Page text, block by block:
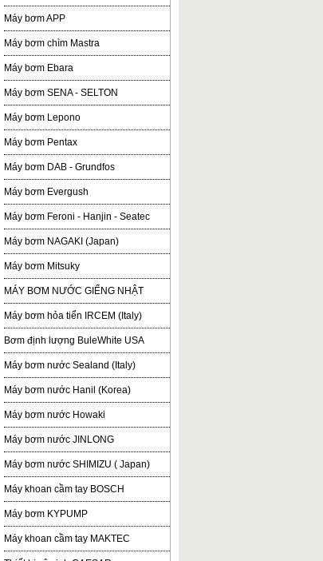
Máy bơm APP
Máy bơm chìm Mastra
Máy bơm Ebara
Máy bơm SENA - SELTON
Máy bơm Lepono
Máy bơm Pentax
Máy bơm DAB - Grundfos
Máy bơm Evergush
Máy bơm Feroni - Hanjin - Seatec
Máy bơm NAGAKI (Japan)
Máy bơm Mitsuky
MÁY BƠM NƯỚC GIẾNG NHẬT
Máy bơm hỏa tiển IRCEM (Italy)
Bơm định lượng BuleWhite USA
Máy bơm nước Sealand (Italy)
Máy bơm nước Hanil (Korea)
Máy bơm nước Howaki
Máy bơm nước JINLONG
Máy bơm nước SHIMIZU ( Japan)
Máy khoan cầm tay BOSCH
Máy bơm KYPUMP
Máy khoan cầm tay MAKTEC